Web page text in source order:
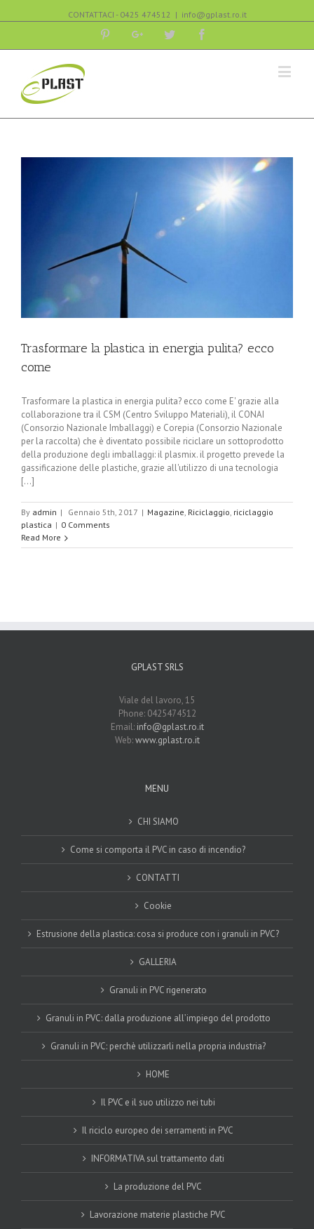
CONTATTACI - 0425 474512 | info@gplast.ro.it
PinterestGoogle+Twitter
Trasformare la plastica in energia pulita? ecco
come
Trasformare la plastica in energia pulita? ecco come E' grazie alla
collaborazione tra il CSM (Centro Sviluppo Materiali), il CONAI
(Consorzio Nazionale Imballaggi) e Corepia (Consorzio Nazionale
per la raccolta) che è diventato possibile riciclare un sottoprodotto
della produzione degli imballaggi: il plasmix. il progetto prevede la
gassificazione delle plastiche, grazie all'utilizzo di una tecnologia
[...]
By admin | Gennaio 5th, 2017 | Magazine, Riciclaggio, riciclaggio
plastica | 0 Comments
Read More
GPLAST SRLS
Viale del lavoro, 15
Phone: 0425474512
Email: info@gplast.ro.it
Web:www.gplast.ro.it
MENU
CHI SIAMO
Come si comporta il PVC in caso di incendio?
CONTATTI
Cookie
Estrusione della plastica: cosa si produce con i granuli in PVC?
GALLERIA
Granuli in PVC rigenerato
Granuli in PVC: dalla produzione all’impiego del prodotto
Granuli in PVC: perchè utilizzarli nella propria industria?
HOME
Il PVC e il suo utilizzo nei tubi
Il riciclo europeo dei serramenti in PVC
INFORMATIVA sul trattamento dati
La produzione del PVC
Lavorazione materie plastiche PVC